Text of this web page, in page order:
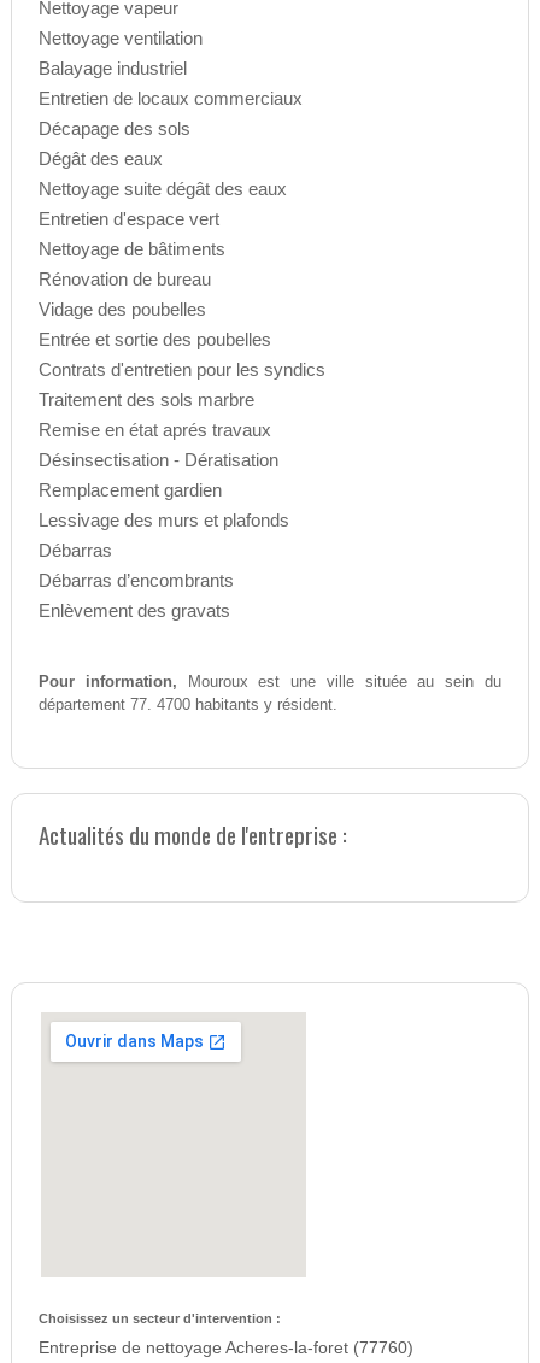
Nettoyage vapeur
Nettoyage ventilation
Balayage industriel
Entretien de locaux commerciaux
Décapage des sols
Dégât des eaux
Nettoyage suite dégât des eaux
Entretien d'espace vert
Nettoyage de bâtiments
Rénovation de bureau
Vidage des poubelles
Entrée et sortie des poubelles
Contrats d'entretien pour les syndics
Traitement des sols marbre
Remise en état aprés travaux
Désinsectisation - Dératisation
Remplacement gardien
Lessivage des murs et plafonds
Débarras
Débarras d’encombrants
Enlèvement des gravats
Pour information, Mouroux est une ville située au sein du
département 77. 4700 habitants y résident.
Actualités du monde de l'entreprise :
Choisissez un secteur d'intervention :
Entreprise de nettoyage Acheres-la-foret (77760)